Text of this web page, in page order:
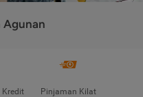
Agunan
Kredit Pinjaman Kilat